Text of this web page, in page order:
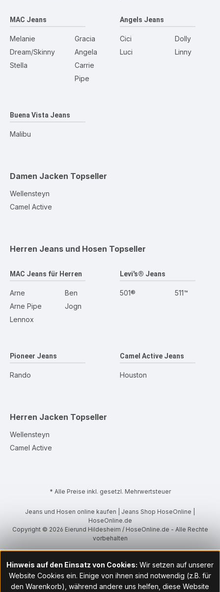
MAC Jeans
Melanie
Dream/Skinny
Stella
Gracia
Angela
Carrie
Pipe
Angels Jeans
Cici
Luci
Dolly
Linny
Buena Vista Jeans
Malibu
Damen Jacken Topseller
Wellensteyn
Camel Active
Herren Jeans und Hosen Topseller
MAC Jeans für Herren
Arne
Arne Pipe
Lennox
Ben
Jogn
Levi's® Jeans
501® 511™
Pioneer Jeans
Rando
Camel Active Jeans
Houston
Herren Jacken Topseller
Wellensteyn
Camel Active
* Alle Preise inkl. gesetzl. Mehrwertsteuer
Jeans und Hosen online kaufen | Jeans Shop HoseOnline |
HoseOnline.de
Copyright © 2026 Eierund Hildesheim / HoseOnline.de - Alle Rechte
vorbehalten
Hinweis auf den Einsatz von Cookies: Wir setzen auf unserer
Website Cookies ein. Einige von ihnen sind notwendig (z.B. für
den Warenkorb), während andere uns helfen, diese Website